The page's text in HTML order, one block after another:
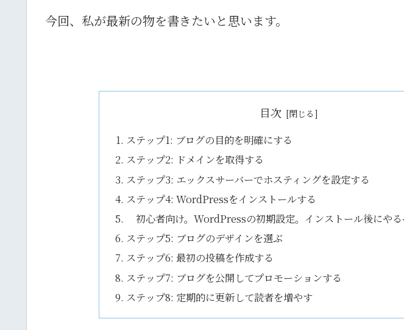
今回、私が最新の物を書きたいと思います。
目次
ステップ1: ブログの目的を明確にする
ステップ2: ドメインを取得する
ステップ3: エックスサーバーでホスティングを設定する
ステップ4: WordPressをインストールする
初心者向け。WordPressの初期設定。インストール後にやる
ステップ5: ブログのデザインを選ぶ
ステップ6: 最初の投稿を作成する
ステップ7: ブログを公開してプロモーションする
ステップ8: 定期的に更新して読者を増やす